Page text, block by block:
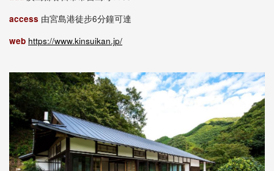
access 由宮島港徒步6分鐘可達
web https://www.kinsuikan.jp/